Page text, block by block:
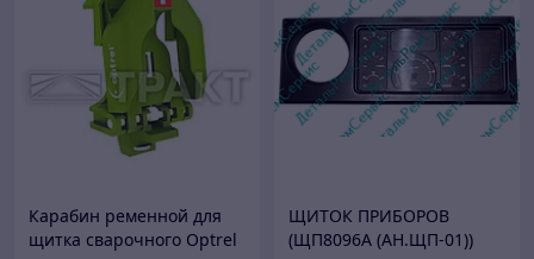
Карабин ременной для
щитка сварочного Optrel
ЩИТОК ПРИБОРОВ
(ЩП8096А (АН.ЩП-01))